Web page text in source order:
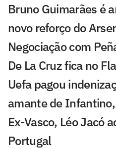
Bruno Guimarães é
novo reforço do
Negociação com
De La Cruz fica no
Uefa pagou
amante de
Ex-Vasco, Léo Jacó
Portugal